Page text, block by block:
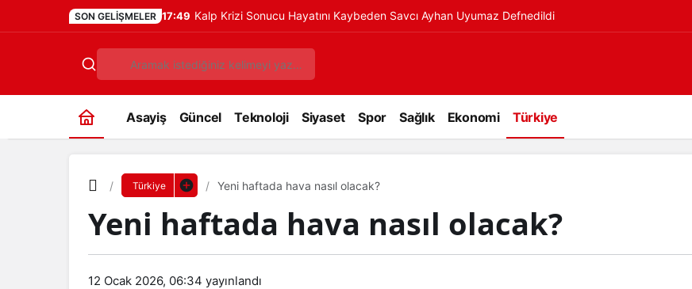
SON GELIŞMELER 17:49 Kalp Krizi Sonucu Hayatını Kaybeden Savcı Ayhan Uyumaz Defnedildi
Asayiş Güncel Teknoloji Siyaset Spor Sağlık Ekonomi Türkiye
Türkiye Yeni haftada hava nasıl olacak?
Yeni haftada hava nasıl olacak?
12 Ocak 2026, 06:34 yayınlandı